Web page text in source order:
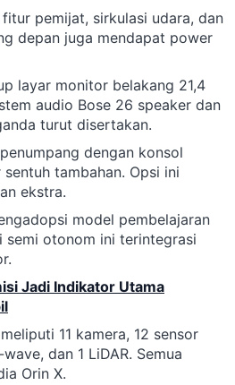
pemijat, sirkulasi udara, dan
depan juga mendapat power
layar monitor belakang 21,4
audio Bose 26 speaker dan
turut disertakan.
dengan konsol
tambahan. Opsi ini
ekstra.
model pembelajaran
semi otonom ini terintegrasi
Jadi Indikator Utama
11 kamera, 12 sensor
dan 1 LiDAR. Semua
Orin X.